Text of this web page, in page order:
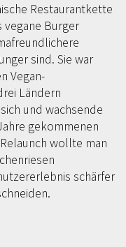
Restaurantkette
vegane Burger
sind. Sie war
Vegan-
Ländern
und wachsende
gekommenen
wollte man
schärfer